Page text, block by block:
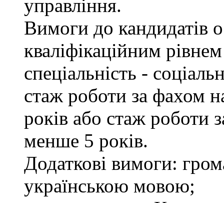
управління.
Вимоги до кандидатів
кваліфікаційним
спеціальність -
стаж роботи за фахом
років або стаж роботи
менше 5 років.
Додаткові вимоги:
українською мовою;